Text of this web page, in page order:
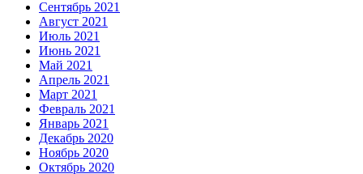
Сентябрь 2021
Август 2021
Июль 2021
Июнь 2021
Май 2021
Апрель 2021
Март 2021
Февраль 2021
Январь 2021
Декабрь 2020
Ноябрь 2020
Октябрь 2020